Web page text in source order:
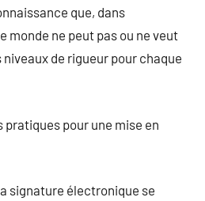
que, dans
monde ne peut pas ou ne veut
de rigueur pour chaque
pour une mise en
signature électronique se